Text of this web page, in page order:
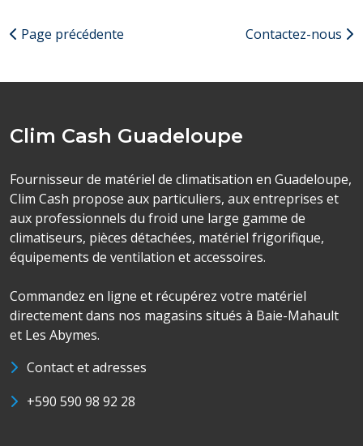
Page précédente Contactez-nous
Clim Cash Guadeloupe
Fournisseur de matériel de climatisation en Guadeloupe,
Clim Cash propose aux particuliers, aux entreprises et
aux professionnels du froid une large gamme de
climatiseurs, pièces détachées, matériel frigorifique,
équipements de ventilation et accessoires.
Commandez en ligne et récupérez votre matériel
directement dans nos magasins situés à Baie-Mahault
et Les Abymes.
Contact et adresses
+590 590 98 92 28